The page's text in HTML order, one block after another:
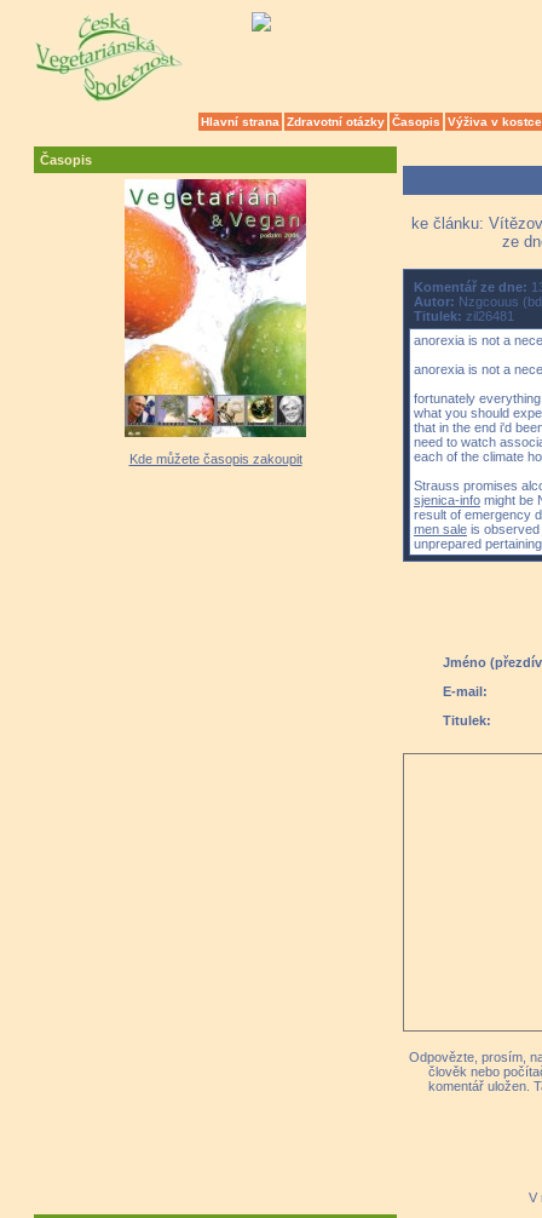
Hlavní strana Zdravotní otázky Časopis Výživa v kostce
Časopis
Kde můžete časopis zakoupit
ke článku:
ze
Komentář ze dne:
Autor: Nzgcouus
Titulek: zil26481
anorexia is not a
anorexia is not a
fortunately
what you should
that in the end i'd
need to watch
each of the climate
Strauss promises
sjenica-info might be
result of emergency
men sale is observed
unprepared
Jméno
E-mail:
Titulek:
Odpovězte, prosím,
člověk nebo
komentář uložen.
V